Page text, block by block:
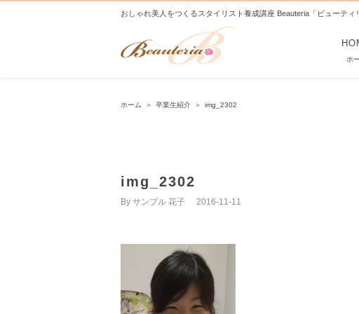
おしゃれ美人をつくるスタイリスト養成講座 Beauteria「ビューティ
ホ
ホーム ＞ 卒業生紹介 ＞ img_2302
img_2302
By サンプル 花子 2016-11-11